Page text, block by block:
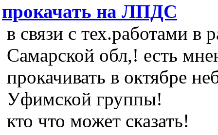
прокачать на ЛПДС
в связи с тех.работами в
Самарской обл,! есть
прокачивать в октябре
Уфимской группы!
кто что может сказать!